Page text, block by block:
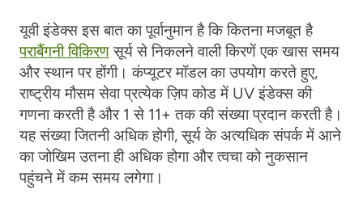
यूवी इंडेक्स इस बात का पूर्वानुमान है कि कितना मजबूत है
पराबैंगनी विकिरणसूर्य से निकलने वाली किरणें एक खास समय
और स्थान पर होंगी। कंप्यूटर मॉडल का उपयोग करते हुए,
राष्ट्रीय मौसम सेवा प्रत्येक ज़िप कोड में UV इंडेक्स की
गणना करती है और 1 से 11+ तक की संख्या प्रदान करती है।
यह संख्या जितनी अधिक होगी, सूर्य के अत्यधिक संपर्क में आने
का जोखिम उतना ही अधिक होगा और त्वचा को नुकसान
पहुंचने में कम समय लगेगा।